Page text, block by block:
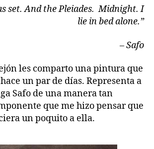
set. And the Pleiades. Midnight. I
lie in bed alone.”
– Safo
les comparto una pintura que
un par de días. Representa a
Safo de una manera tan
que me hizo pensar que
un poquito a ella.